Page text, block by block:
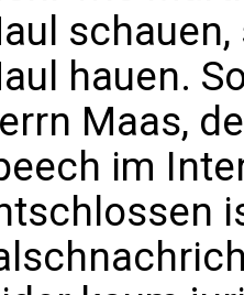
hauen.
Maas,
im